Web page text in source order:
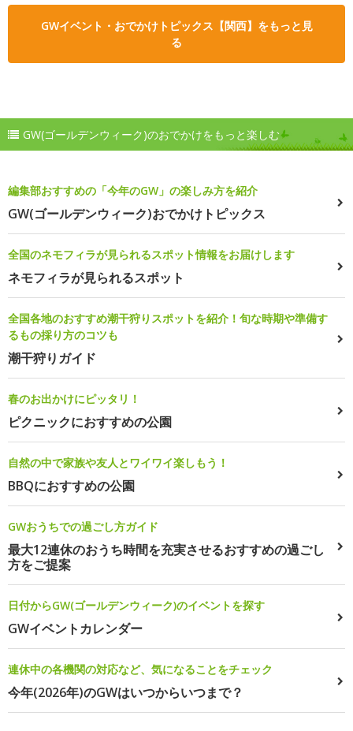
GWイベント・おでかけトピックス【関西】をもっと見
る
GW(ゴールデンウィーク)のおでかけをもっと楽しむ
編集部おすすめの「今年のGW」の楽しみ方を紹介
GW(ゴールデンウィーク)おでかけトピックス
全国のネモフィラが見られるスポット情報をお届けします
ネモフィラが見られるスポット
全国各地のおすすめ潮干狩りスポットを紹介！旬な時期や準備す
るもの採り方のコツも
潮干狩りガイド
春のお出かけにピッタリ！
ピクニックにおすすめの公園
自然の中で家族や友人とワイワイ楽しもう！
BBQにおすすめの公園
GWおうちでの過ごし方ガイド
最大12連休のおうち時間を充実させるおすすめの過ごし
方をご提案
日付からGW(ゴールデンウィーク)のイベントを探す
GWイベントカレンダー
連休中の各機関の対応など、気になることをチェック
今年(2026年)のGWはいつからいつまで？